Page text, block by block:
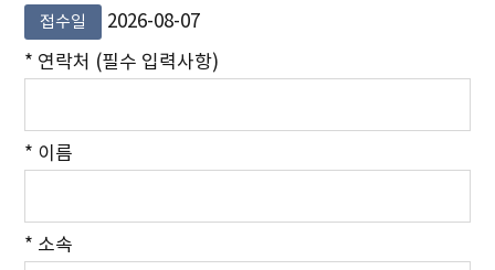
접수일
2026-08-07
* 연락처 (필수 입력사항)
* 이름
* 소속